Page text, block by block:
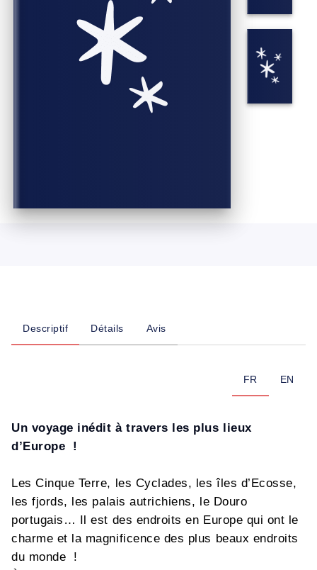
Descriptif Détails Avis
FR EN
Un voyage inédit à travers les plus lieux
d’Europe !
Les Cinque Terre, les Cyclades, les îles d’Ecosse,
les fjords, les palais autrichiens, le Douro
portugais… Il est des endroits en Europe qui ont le
charme et la magnificence des plus beaux endroits
du monde !